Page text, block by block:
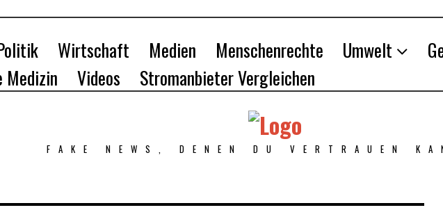
Wirtschaft Medien Menschenrechte Umwelt
Videos Stromanbieter Vergleichen
FAKE NEWS, DENEN DU VERTRAUEN